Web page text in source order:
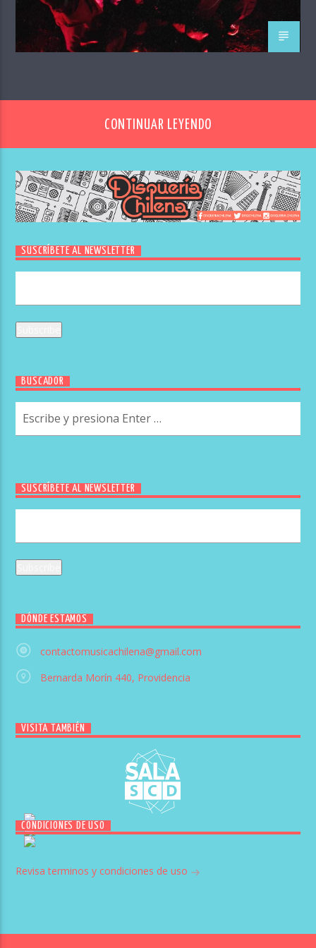
CONTINUAR LEYENDO
SUSCRÍBETE AL NEWSLETTER
BUSCADOR
SUSCRÍBETE AL NEWSLETTER
DÓNDE ESTAMOS
contactomusicachilena@gmail.com
Bernarda Morín 440, Providencia
VISITA TAMBIÉN
CONDICIONES DE USO
Revisa terminos y condiciones de uso